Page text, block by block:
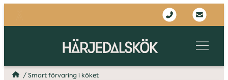
/Smart förvaring i köket